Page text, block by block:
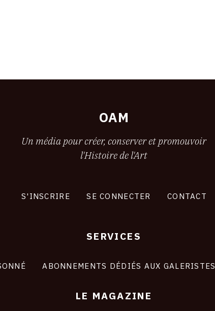
OAM
Un média pour créer, conserver et promouvoir
l'Histoire de l'Art
S'INSCRIRE SE CONNECTER CONTACT
SERVICES
ABONNEMENTS DÉDIÉS AUX GALERISTES
LE MAGAZINE